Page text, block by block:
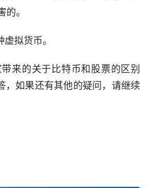
。
拟货币。
来的关于比特币和股票的区别
，如果还有其他的疑问，请继续